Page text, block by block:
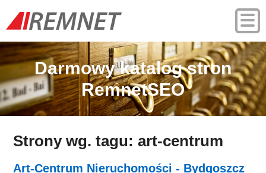
Darmowy katalog stron
RemnetSEO
Strony wg. tagu: art-centrum
Art-Centrum Nieruchomości - Bydgoszcz